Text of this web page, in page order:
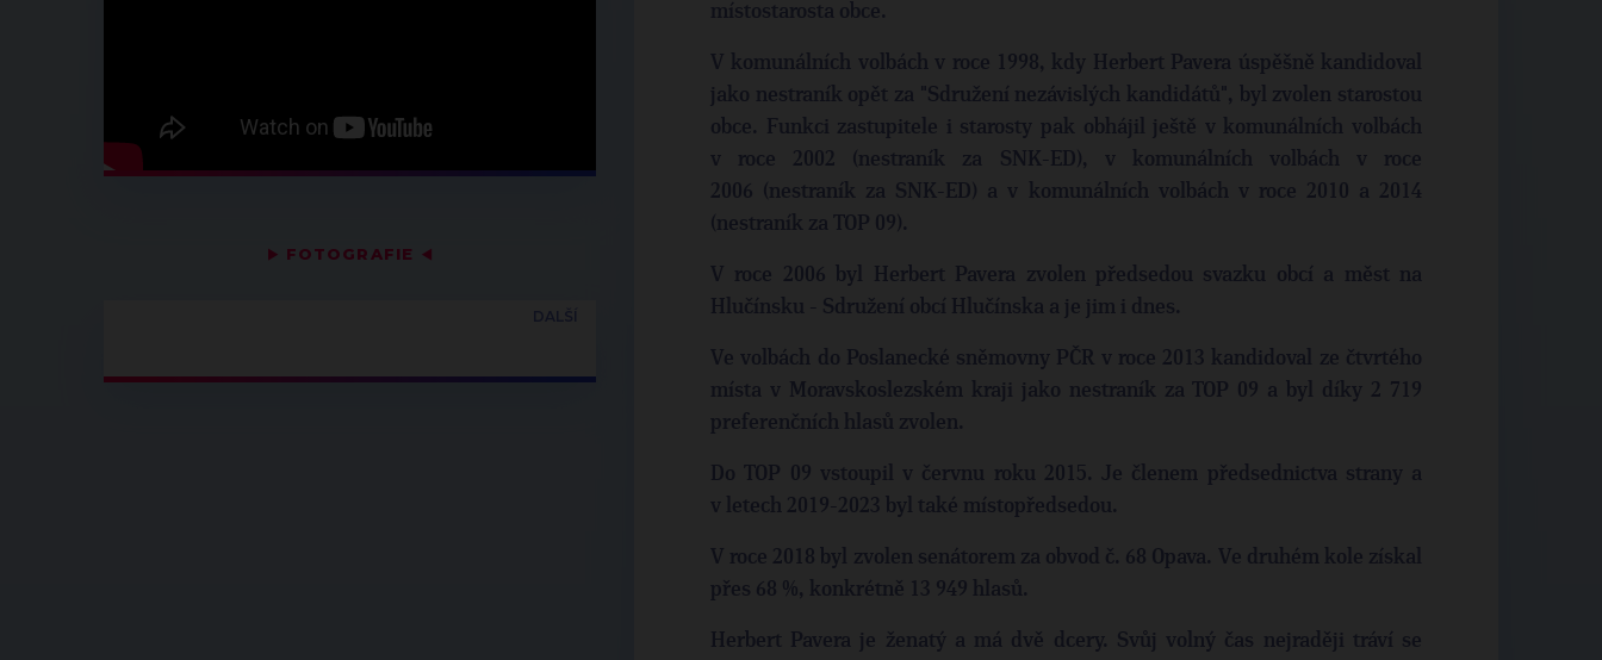
▶ FOTOGRAFIE ◀
místostarosta obce.
V komunálních volbách v roce 1998, kdy Herbert Pavera úspěšně kandidoval
jako nestraník opět za "Sdružení nezávislých kandidátů", byl zvolen starostou
obce. Funkci zastupitele i starosty pak obhájil ještě v komunálních volbách
v roce 2002 (nestraník za SNK-ED), v komunálních volbách v roce
2006 (nestraník za SNK-ED) a v komunálních volbách v roce 2010 a 2014
(nestraník za TOP 09).
V roce 2006 byl Herbert Pavera zvolen předsedou svazku obcí a měst na
Hlučínsku - Sdružení obcí Hlučínska a je jim i dnes.
Ve volbách do Poslanecké sněmovny PČR v roce 2013 kandidoval ze čtvrtého
místa v Moravskoslezském kraji jako nestraník za TOP 09 a byl díky 2 719
preferenčních hlasů zvolen.
Do TOP 09 vstoupil v červnu roku 2015. Je členem předsednictva strany a
v letech 2019-2023 byl také místopředsedou.
V roce 2018 byl zvolen senátorem za obvod č. 68 Opava. Ve druhém kole získal
přes 68 %, konkrétně 13 949 hlasů.
Herbert Pavera je ženatý a má dvě dcery. Svůj volný čas nejraději tráví se